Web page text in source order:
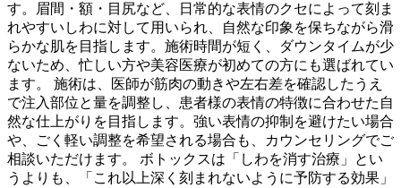
す。眉間・額・目尻など、日常的な表情のクセによって刻ま
れやすいしわに対して用いられ、自然な印象を保ちながら滑
らかな肌を目指します。施術時間が短く、ダウンタイムが少
ないため、忙しい方や美容医療が初めての方にも選ばれてい
ます。 施術は、医師が筋肉の動きや左右差を確認したうえ
で注入部位と量を調整し、患者様の表情の特徴に合わせた自
然な仕上がりを目指します。強い表情の抑制を避けたい場合
や、ごく軽い調整を希望される場合も、カウンセリングでご
相談いただけます。 ボトックスは「しわを消す治療」とい
うよりも、「これ以上深く刻まれないように予防する効果」